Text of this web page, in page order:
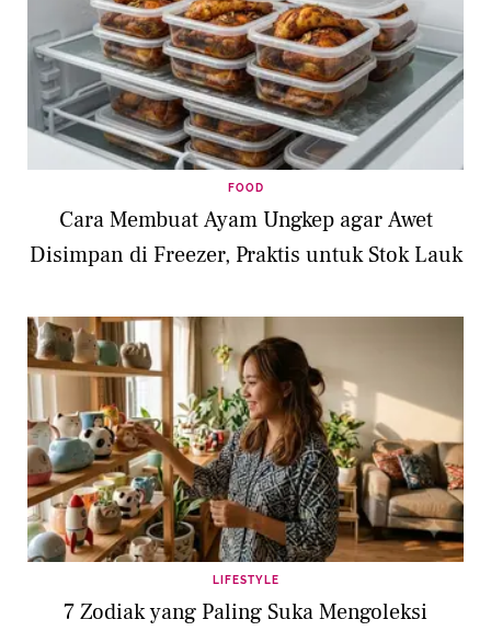
FOOD
Cara Membuat Ayam Ungkep agar Awet
Disimpan di Freezer, Praktis untuk Stok Lauk
LIFESTYLE
7 Zodiak yang Paling Suka Mengoleksi